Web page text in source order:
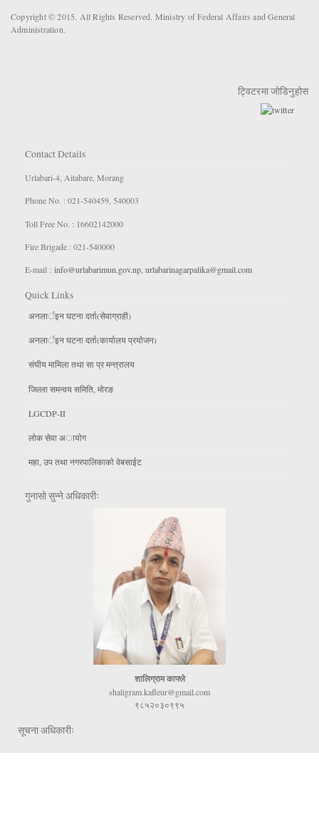
Copyright © 2015. All Rights Reserved. Ministry of Federal Affairs and General
Administration.
ट्विटरमा जोडिनुहोस
Contact Details
Urlabari-4, Aitabare, Morang
Phone No. : 021-540459, 540003
Toll Free No. : 16602142000
Fire Brigade : 021-540000
E-mail : info@urlabarimun.gov.np,urlabarinagarpalika@gmail.com
Quick Links
अनलार्इन घटना दर्ता(सेवाग्राही)
अनलार्इन घटना दर्ता(कार्यालय प्रयाेजन)
संघीय मामिला तथा सा प्र मन्त्रालय
जिल्ला समन्वय समिति, माेरङ
LGCDP-II
लाेक सेवा अायाेग
महा, उप तथा नगरपालिकाकाे वेबसाईट
गुनासो सुन्ने अधिकारीः
शालिग्राम काफ्ले
shaligram.kafleur@gmail.com
९८५२०३०९९५
सूचना अधिकारीः